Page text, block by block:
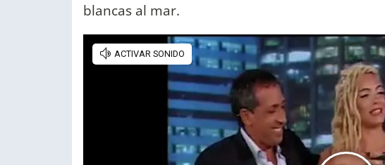
blancas al mar.